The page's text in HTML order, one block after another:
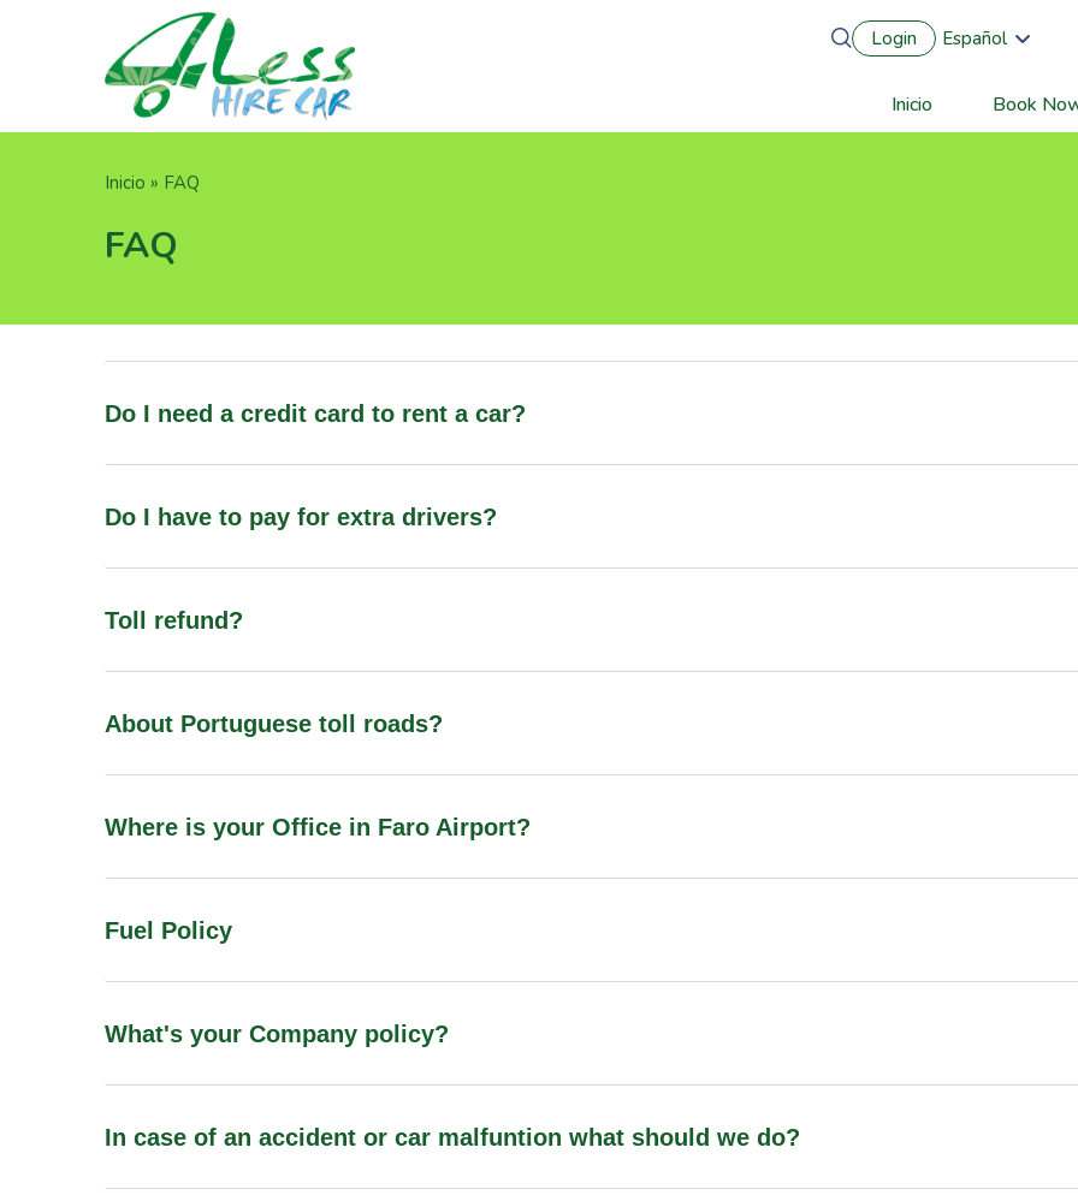
Login
Español
Français
Deutsch
navigation
Inicio Book
Sobrescribir
de
navegación
Inicio FAQ
FAQ
Do I need a credit card to rent a car?
Do I have to pay for extra drivers?
Toll refund?
About Portuguese toll roads?
Where is your Office in Faro Airport?
Fuel Policy
What's your Company policy?
In case of an accident or car malfuntion what should we do?